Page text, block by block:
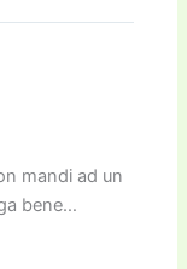
mandi ad un
bene…